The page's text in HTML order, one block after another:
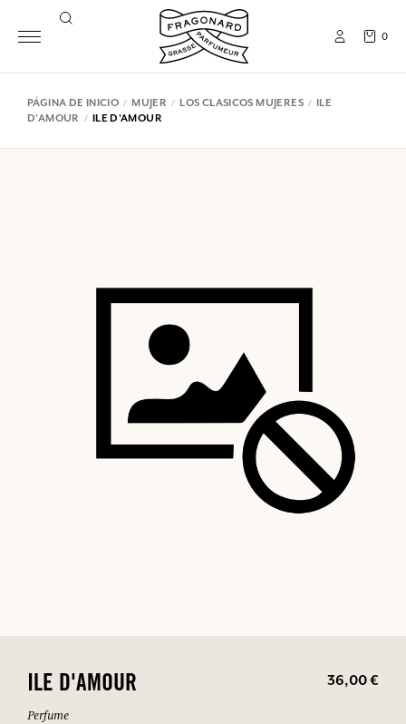
0
PÁGINA DE INICIO MUJER LOS CLASICOS MUJERES
ILE
D'AMOUR
ILE D'AMOUR
ILE D'AMOUR 36,00 €
Perfume